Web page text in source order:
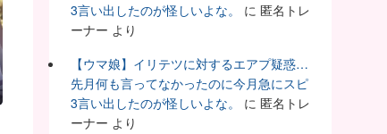
3言い出したのが怪しいよな。
に 匿名トレ
ーナー より
【ウマ娘】イリテツに対するエアプ疑惑…
先月何も言ってなかったのに今月急にスピ
3言い出したのが怪しいよな。
に 匿名トレ
ーナー より